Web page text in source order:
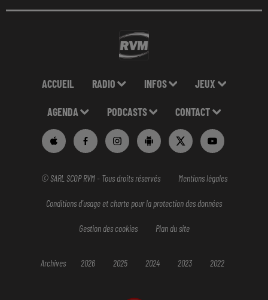
ACCUEIL RADIO INFOS JEUX
AGENDA PODCASTS CONTACT
© SARL SCOP RVM - Tous droits réservés Mentions légales
Conditions d'usage et charte pour la protection des données
Gestion des cookies Plan du site
Archives 2026 2025 2024 2023 2022